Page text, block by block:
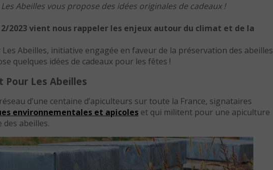
Abeilles vous propose des idées originales de cadeaux !
2023 vient nous rappeler les enjeux autour du climat et de la
Abeilles, initiative engagée en faveur de la préservation des abeilles
quelques idées de cadeaux pour les fêtes !
Pour Les Abeilles
d’une centaine d’apiculteurs sur toute la France, signataires
environnementales et apicoles et qui militent pour une apiculture
abeilles.